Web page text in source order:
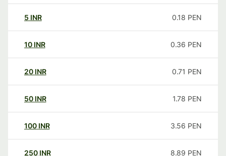
5 INR 0.18 PEN
10 INR 0.36 PEN
20 INR 0.71 PEN
50 INR 1.78 PEN
100 INR 3.56 PEN
250 INR 8.89 PEN